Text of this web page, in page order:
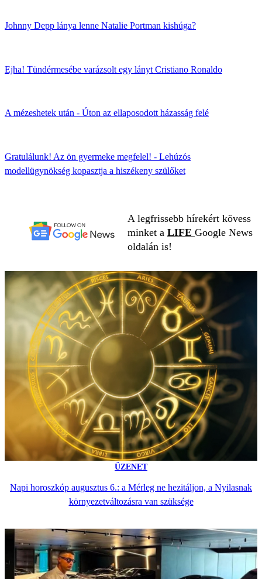
Johnny Depp lánya lenne Natalie Portman kishúga?
Ejha! Tündérmesébe varázsolt egy lányt Cristiano Ronaldo
A mézeshetek után - Úton az ellaposodott házasság felé
Gratulálunk! Az ön gyermeke megfelel! - Lehúzós
modellügynökség kopasztja a hiszékeny szülőket
A legfrissebb hírekért kövess
minket a LIFE Google News
oldalán is!
ÜZENET
Napi horoszkóp augusztus 6.: a Mérleg ne hezitáljon, a Nyilasnak
környezetváltozásra van szüksége